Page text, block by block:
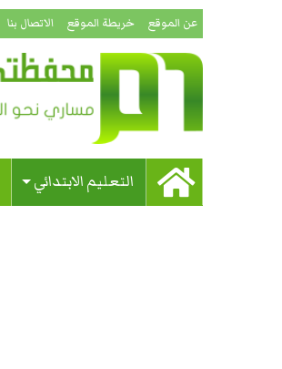
عن الموقع خريطة الموقع الاتصال بنا
التعليم الابتدائي